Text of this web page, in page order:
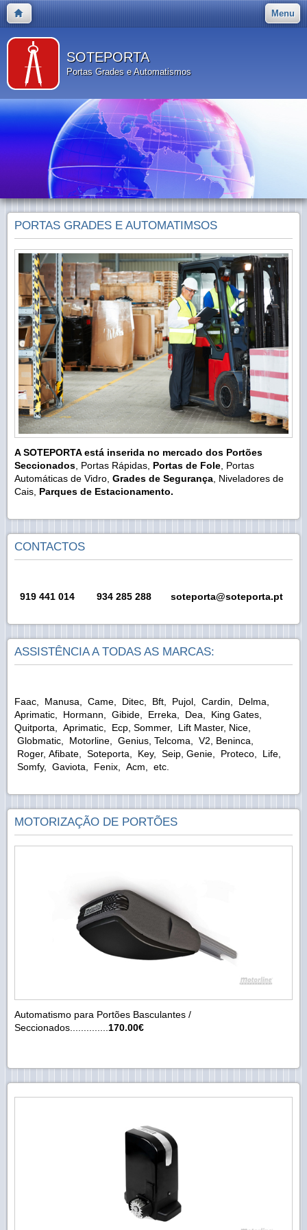
Menu
SOTEPORTA
Portas Grades e Automatismos
PORTAS GRADES E AUTOMATIMSOS
A SOTEPORTA está inserida no mercado dos Portões
Seccionados, Portas Rápidas, Portas de Fole, Portas
Automáticas de Vidro, Grades de Segurança, Niveladores de
Cais, Parques de Estacionamento.
CONTACTOS
919 441 014 934 285 288 soteporta@soteporta.pt
ASSISTÊNCIA A TODAS AS MARCAS:
Faac, Manusa, Came, Ditec, Bft, Pujol, Cardin, Delma,
Aprimatic, Hormann, Gibide, Erreka, Dea, King Gates,
Quitporta, Aprimatic, Ecp, Sommer, Lift Master, Nice,
Globmatic, Motorline, Genius, Telcoma, V2, Beninca,
Roger, Afibate, Soteporta, Key, Seip, Genie, Proteco, Life,
Somfy, Gaviota, Fenix, Acm, etc.
MOTORIZAÇÃO DE PORTÕES
Automatismo para Portões Basculantes /
Seccionados..............170.00€